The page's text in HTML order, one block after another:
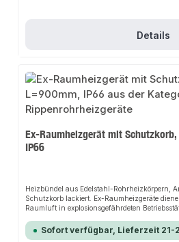
Details
Ex-Raumheizgerät mit
IP66
Heizbündel aus Edelstahl-Rohrheizkörpern,
Schutzkorb lackiert. Ex-Raumheizgeräte
Raumluft in explosionsgefährdeten
vom jeweiligen Netzbetreiber oder von einem
vorzunehmen.
Sofort verfügbar, Lieferzeit 21-